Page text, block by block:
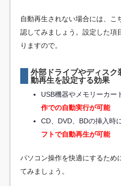
自動再生されない場合には、こ
認してみましょう。設定した項
りますので。
外部ドライブやディスク
動再生を設定する効果
USB機器やメモリーカー
作での自動実行が可能
CD、DVD、BDの挿入時
フトで自動再生が可能
パソコン操作を快適にするため
てみましょう。